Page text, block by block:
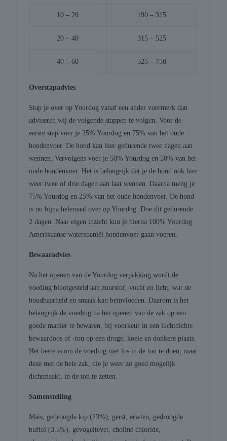
10 – 20 190 – 315
20 – 40 315 – 525
40 – 60 525 – 750
Overstapadvies
Stap je over op Yourdog vanaf een ander voermerk dan
adviseren wij de volgende stappen te volgen. Voor de
eerste stap voer je 25% Yourdog en 75% van het oude
hondenvoer. De hond kan hier gedurende twee dagen aan
wennen. Vervolgens voer je 50% Yourdog en 50% van het
oude hondenvoer. Het is belangrijk dat je de hond ook hier
weer twee of drie dagen aan laat wennen. Daarna meng je
75% Yourdog en 25% van het oude hondenvoer. De hond
is nu bijna helemaal over op Yourdog. Doe dit gedurende
2 dagen. Naar eigen inzicht kun je hierna 100% Yourdog
Amerikaanse waterspaniël hondenvoer gaan voeren.
Bewaaradvies
Na het openen van de Yourdog verpakking wordt de
voeding blootgesteld aan zuurstof, vocht en licht, wat de
houdbaarheid en smaak kan beïnvloeden. Daarom is het
belangrijk de voeding na het openen van de zak op een
goede manier te bewaren, bij voorkeur in een luchtdichte
bewaardoos of -ton op een droge, koele en donkere plaats.
Het beste is om de voeding niet los in de ton te doen, maar
deze met de hele zak, die je weer zo goed mogelijk
dichtmaakt, in de ton te zetten.
Samenstelling
Maïs, gedroogde kip (23%), gerst, erwten, gedroogde
buffel (3.5%), gevogeltevet, choline chloride,